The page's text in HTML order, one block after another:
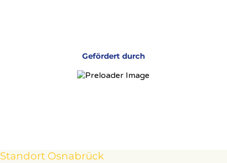
Gefördert durch
Standort Osnabrück